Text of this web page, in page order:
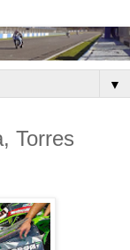
▼
Torres